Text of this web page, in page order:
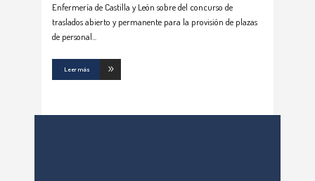
Enfermería de Castilla y León sobre del concurso de
traslados abierto y permanente para la provisión de plazas
de personal
Leer más